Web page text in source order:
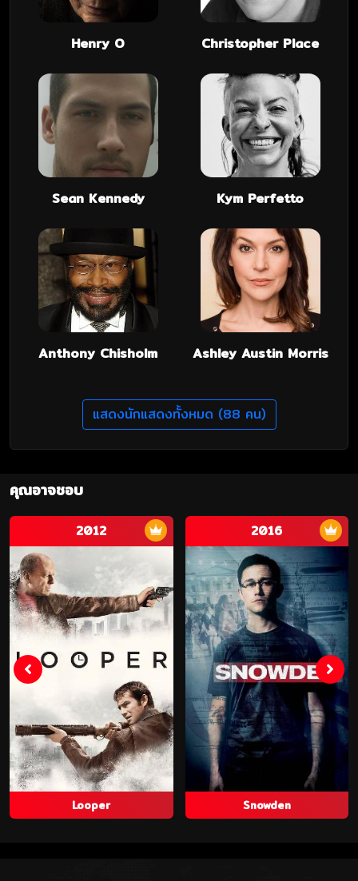
Henry O Christopher Place
Sean Kennedy Kym Perfetto
Anthony Chisholm Ashley Austin Morris
แสดงนักแสดงทั้งหมด (88 คน)
คุณอาจชอบ
2012
Looper
2016
Snowden